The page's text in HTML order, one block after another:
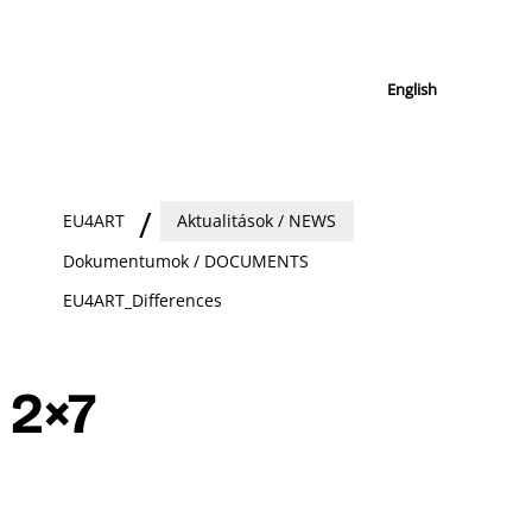
English
EU4ART
Aktualitások / NEWS
Dokumentumok / DOCUMENTS
EU4ART_Differences
2×7